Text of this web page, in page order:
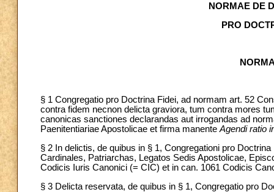
NORMAE DE
PRO
§ 1 Congregatio pro Doctrina Fidei, ad normam art. 52
contra fidem necnon delicta graviora, tum contra mores
canonicas sanctiones declarandas aut irrogandas ad
Paenitentiariae Apostolicae et firma manenteAgendi ratio
§ 2 In delictis, de quibus in § 1, Congregationi pro
Cardinales, Patriarchas, Legatos Sedis Apostolicae,
Codicis Iuris Canonici (= CIC) et in can. 1061 Codicis
§ 3 Delicta reservata, de quibus in § 1, Congregatio pro